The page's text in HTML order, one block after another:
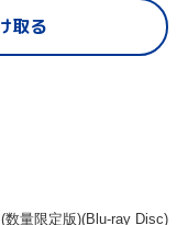
取る
量限定版)(Blu-ray Disc)